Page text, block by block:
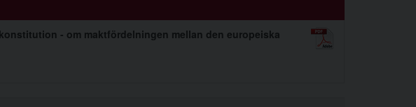
- om maktfördelningen mellan den europeiska